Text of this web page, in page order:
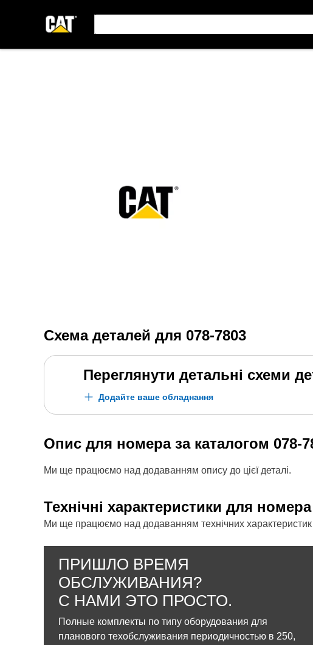
Схема деталей для 078-7803
Переглянути детальні схеми
Додайте ваше обладнання
Опис для номера за каталогом 078-
Ми ще працюємо над додаванням опису до цієї деталі.
Технічні характеристики для
Ми ще працюємо над додаванням технічних характеристик
ПРИШЛО ВРЕМЯ
ОБСЛУЖИВАНИЯ?
С НАМИ ЭТО ПРОСТО.
Полные комплекты по типу оборудования для
планового техобслуживания периодичностью в 250,